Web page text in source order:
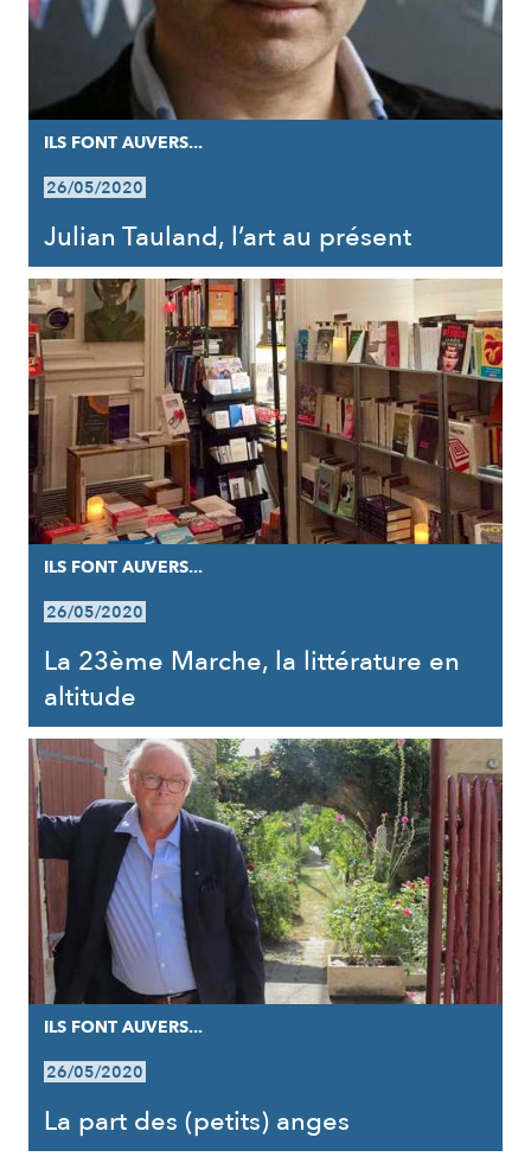
ILS FONT AUVERS...
26/05/2020
Julian Tauland, l’art au présent
ILS FONT AUVERS...
26/05/2020
La 23ème Marche, la littérature en
altitude
ILS FONT AUVERS...
26/05/2020
La part des (petits) anges